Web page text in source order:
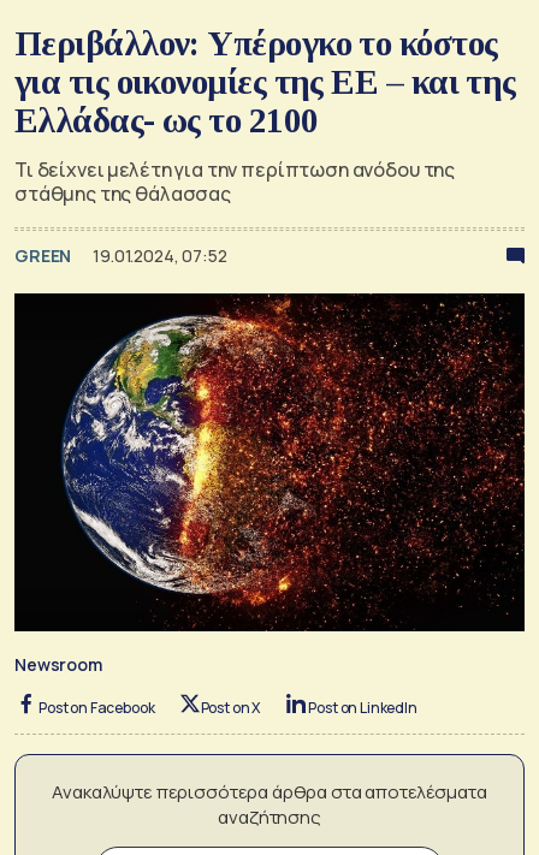
Περιβάλλον: Υπέρογκο το κόστος
για τις οικονομίες της ΕΕ – και της
Ελλάδας- ως το 2100
Τι δείχνει μελέτη για την περίπτωση ανόδου της
στάθμης της θάλασσας
GREEN 19.01.2024, 07:52
Newsroom
Post on Facebook Post on X Post on LinkedIn
Ανακαλύψτε περισσότερα άρθρα στα αποτελέσματα
αναζήτησης